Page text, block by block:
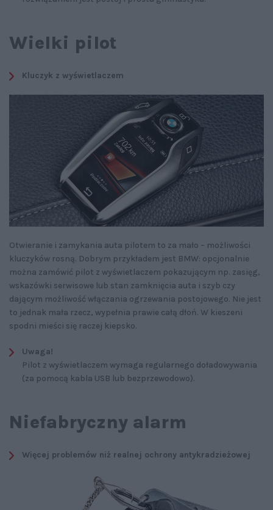
Wielki pilot
Kluczyk z wyświetlaczem
Otwieranie i zamykania auta pilotem to za mało – możliwości
kluczyków rosną. Dobrym przykładem jest BMW: opcjonalnie
można zamówić pilot z wyświetlaczem pokazującym np. zasięg,
wskazówki serwisowe lub stan zamknięcia auta i szyb czy
dającym możliwość włączania ogrzewania postojowego. Nie jest
to jednak mała rzecz, wypełnia prawie całą dłoń. W kieszeni
spodni mieści się raczej kiepsko.
Uwaga!
Pilot z wyświetlaczem wymaga regularnego doładowywania
(za pomocą kabla USB lub bezprzewodowo).
Niefabryczny alarm
Więcej problemów niż realnej ochrony antykradzieżowej